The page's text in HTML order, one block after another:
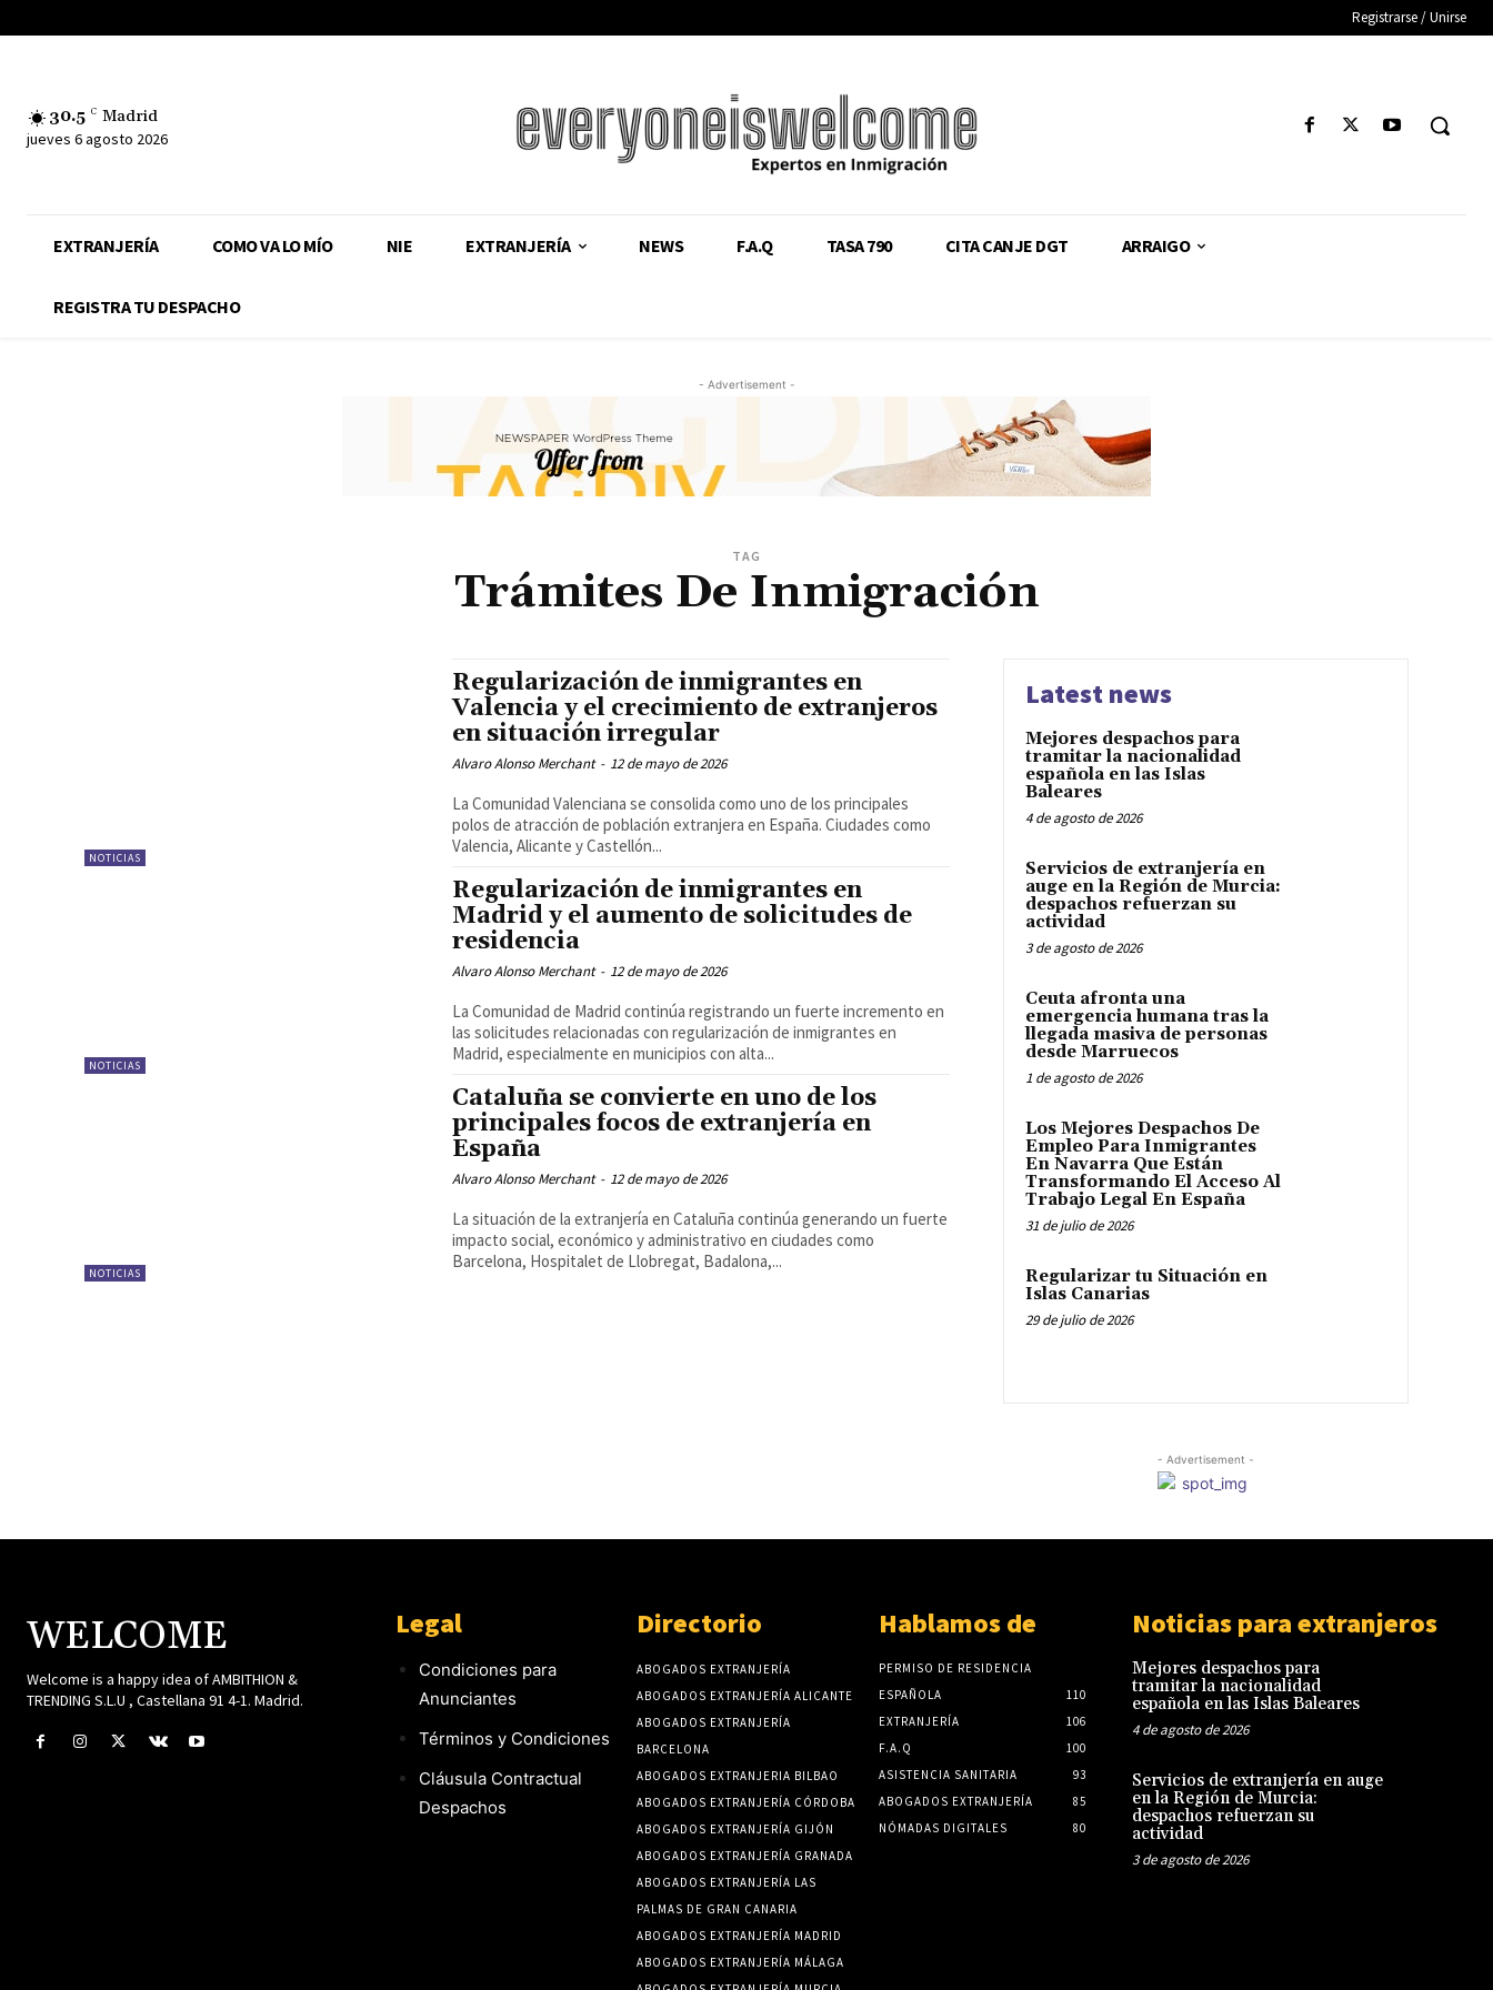
Registrarse / Unirse
30.5 C Madrid
jueves 6 agosto 2026
EXTRANJERÍA COMO VA LO MÍO NIE EXTRANJERÍA NEWS F.A.Q TASA 790 CITA CANJE DGT ARRAIGO
REGISTRA TU DESPACHO
- Advertisement -
TAG
Trámites De Inmigración
NOTICIAS
Regularización de inmigrantes en
Valencia y el crecimiento de extranjeros
en situación irregular
Alvaro Alonso Merchant - 12 de mayo de 2026
La Comunidad Valenciana se consolida como uno de los principales
polos de atracción de población extranjera en España. Ciudades como
Valencia, Alicante y Castellón...
NOTICIAS
Regularización de inmigrantes en
Madrid y el aumento de solicitudes de
residencia
Alvaro Alonso Merchant - 12 de mayo de 2026
La Comunidad de Madrid continúa registrando un fuerte incremento en
las solicitudes relacionadas con regularización de inmigrantes en
Madrid, especialmente en municipios con alta...
NOTICIAS
Cataluña se convierte en uno de los
principales focos de extranjería en
España
Alvaro Alonso Merchant - 12 de mayo de 2026
La situación de la extranjería en Cataluña continúa generando un fuerte
impacto social, económico y administrativo en ciudades como
Barcelona, Hospitalet de Llobregat, Badalona,...
Latest news
Mejores despachos para
tramitar la nacionalidad
española en las Islas
Baleares
4 de agosto de 2026
Servicios de extranjería en
auge en la Región de Murcia:
despachos refuerzan su
actividad
3 de agosto de 2026
Ceuta afronta una
emergencia humana tras la
llegada masiva de personas
desde Marruecos
1 de agosto de 2026
Los Mejores Despachos De
Empleo Para Inmigrantes
En Navarra Que Están
Transformando El Acceso Al
Trabajo Legal En España
31 de julio de 2026
Regularizar tu Situación en
Islas Canarias
29 de julio de 2026
- Advertisement -
WELCOME
Welcome is a happy idea of AMBITHION &
TRENDING S.L.U , Castellana 91 4-1. Madrid.
Legal
Condiciones para
Anunciantes
Términos y Condiciones
Cláusula Contractual
Despachos
Directorio
ABOGADOS EXTRANJERÍA
ABOGADOS EXTRANJERÍA ALICANTE
ABOGADOS EXTRANJERÍA
BARCELONA
ABOGADOS EXTRANJERIA BILBAO
ABOGADOS EXTRANJERÍA CÓRDOBA
ABOGADOS EXTRANJERÍA GIJÓN
ABOGADOS EXTRANJERÍA GRANADA
ABOGADOS EXTRANJERÍA LAS
PALMAS DE GRAN CANARIA
ABOGADOS EXTRANJERÍA MADRID
ABOGADOS EXTRANJERÍA MÁLAGA
Hablamos de
PERMISO DE RESIDENCIA
ESPAÑOLA
110
EXTRANJERÍA
106
F.A.Q
100
ASISTENCIA SANITARIA
93
ABOGADOS EXTRANJERÍA
85
NÓMADAS DIGITALES
80
Noticias para extranjeros
Mejores despachos para
tramitar la nacionalidad
española en las Islas Baleares
4 de agosto de 2026
Servicios de extranjería en auge
en la Región de Murcia:
despachos refuerzan su
actividad
3 de agosto de 2026